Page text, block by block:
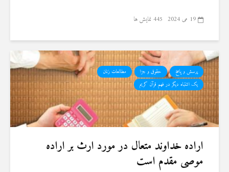
19 می 2024 445 نمایش ها
پرسش و پاسخ حقوق و جزا
مطالعات زنان
یک اشتباه دیگر در فهم قرآن کریم
اراده خداوند متعال در مورد ارث بر اراده
موصی مقدم است